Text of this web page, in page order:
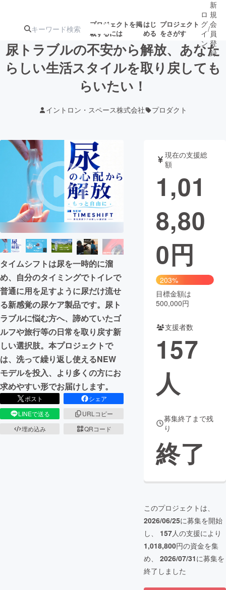
プロジェクトを掲
載するには
はじ
める
プロジェクト
をさがす
注目の新着プロ募集終了が近いプ
テクノロジー・ガジェット
映像・映画 書籍・雑誌
ビジネス・起業 チャレンジ
まちづくり・地域活性化
CAMPFIRE for Social Good
CAMPFIRE Creation
CAMPFIREふるさと納税machi-ya コミュニティ
ロ
グ
イ
ン
/
新
規
会
員
登
録
尿トラブルの不安から解放、あなた
らしい生活スタイルを取り戻しても
らいたい！
イントロン・スペース株式会社 プロダクト
タイムシフトは尿を一時的に溜
め、自分のタイミングでトイレで
普通に用を足すように尿だけ流せ
る新感覚の尿ケア製品です。尿ト
ラブルに悩む方へ、諦めていたゴ
ルフや旅行等の日常を取り戻す新
しい選択肢。本プロジェクトで
は、洗って繰り返し使えるNEW
モデルを投入、より多くの方にお
求めやすい形でお届けします。
ポスト
シェア
LINEで送る
URLコピー
埋め込み
QRコード
現在の支援総
額
1,01
8,80
0円
203%
目標金額は
500,000円
支援者数
157
人
募集終了まで残
り
終了
このプロジェクトは、
2026/06/25に募集を開始
し、 157人の支援により
1,018,800円の資金を集
め、 2026/07/31に募集を
終了しました